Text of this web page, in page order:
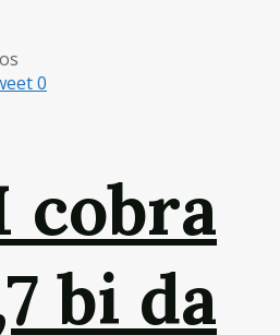
0
cobra
bi da